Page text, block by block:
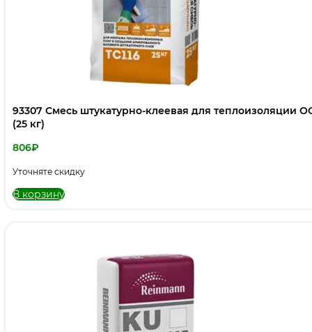
93307 Смесь штукатурно-клеевая для теплоизоляции
(25 кг)
806₽
Уточняте скидку
В корзину